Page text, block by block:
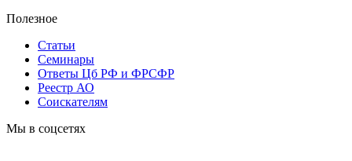
Полезное
Статьи
Cеминары
Ответы Цб РФ и ФРСФР
Реестр АО
Соискателям
Мы в соцсетях